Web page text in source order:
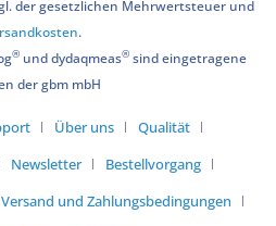
der gesetzlichen Mehrwertsteuer und
.
®und dydaqmeas®sind eingetragene
der gbm mbH
Über uns
Qualität
Newsletter
Bestellvorgang
Versand und Zahlungsbedingungen